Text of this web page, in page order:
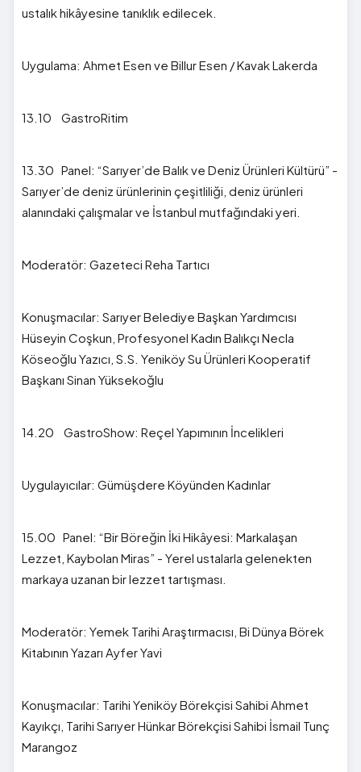
ustalık hikâyesine tanıklık edilecek.
Uygulama: Ahmet Esen ve Billur Esen / Kavak Lakerda
13.10 GastroRitim
13.30 Panel: “Sarıyer’de Balık ve Deniz Ürünleri Kültürü” -
Sarıyer’de deniz ürünlerinin çeşitliliği, deniz ürünleri
alanındaki çalışmalar ve İstanbul mutfağındaki yeri.
Moderatör: Gazeteci Reha Tartıcı
Konuşmacılar: Sarıyer Belediye Başkan Yardımcısı
Hüseyin Coşkun, Profesyonel Kadın Balıkçı Necla
Köseoğlu Yazıcı, S.S. Yeniköy Su Ürünleri Kooperatif
Başkanı Sinan Yüksekoğlu
14.20 GastroShow: Reçel Yapımının İncelikleri
Uygulayıcılar: Gümüşdere Köyünden Kadınlar
15.00 Panel: “Bir Böreğin İki Hikâyesi: Markalaşan
Lezzet, Kaybolan Miras” - Yerel ustalarla gelenekten
markaya uzanan bir lezzet tartışması.
Moderatör: Yemek Tarihi Araştırmacısı, Bi Dünya Börek
Kitabının Yazarı Ayfer Yavi
Konuşmacılar: Tarihi Yeniköy Börekçisi Sahibi Ahmet
Kayıkçı, Tarihi Sarıyer Hünkar Börekçisi Sahibi İsmail Tunç
Marangoz